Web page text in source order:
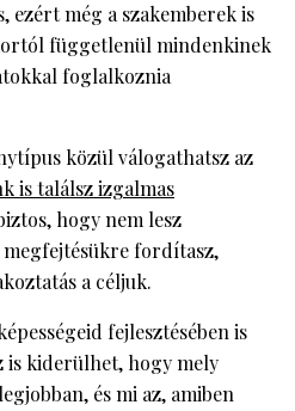
ezért még a szakemberek is
függetlenül mindenkinek
foglalkoznia
közül válogathatsz az
is találsz izgalmas
hogy nem lesz
fordítasz,
a céljuk.
fejlesztésében is
is kiderülhet, hogy mely
és mi az, amiben